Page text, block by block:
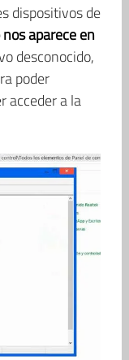
dispositivos de
aparece en
desconocido,
poder
acceder a la